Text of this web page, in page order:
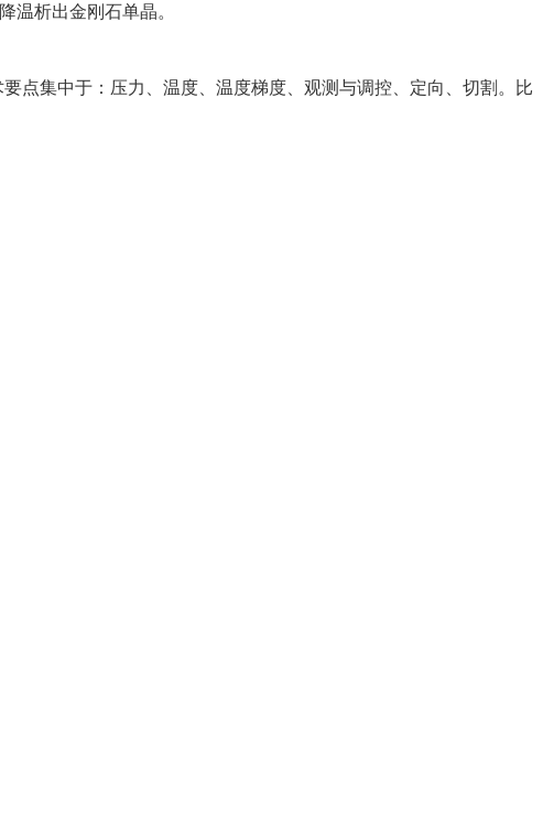
温析出金刚石单晶。
点集中于：压力、温度、温度梯度、观测与调控、定向、切割。比